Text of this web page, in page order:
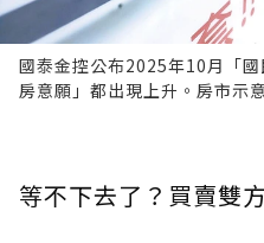
國泰金控公布2025年10月「
房意願」都出現上升。房市示
等不下去了？買賣雙